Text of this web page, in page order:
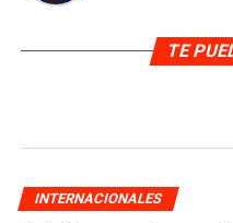
TE
INTERNACIONALES